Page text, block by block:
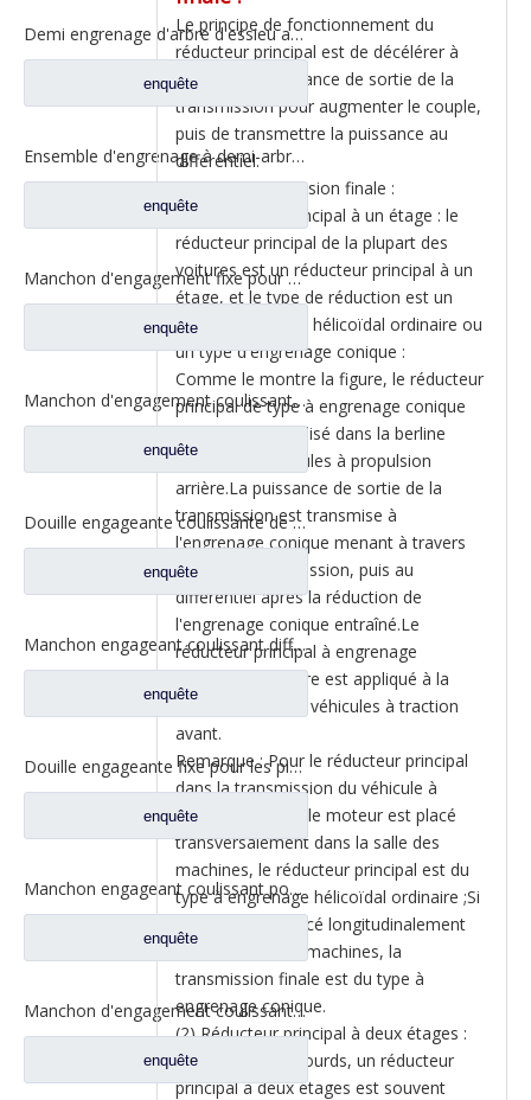
Demi engrenage d'arbre d'essieu arrière pour pièces de rechange de camion Ford CE0402M0-9
enquête
Ensemble d'engrenage à demi-arbre arrière pour pièces de rechange de camion Ford CD0041A0-6
enquête
Manchon d'engagement fixe pour pièces de rechange de camion Ford 2SBF0052M0-0
enquête
Manchon d'engagement coulissant inter-essieux pour pièces de rechange de camion Ford BF0401M0-8
enquête
Douille engageante coulissante de serrure différentielle pour les pièces de rechange 2SBF0053M0-1 de camion de Ford
enquête
Manchon engageant coulissant différentiel pour les pièces de rechange 2SBF0051M0-9 de camion de Ford d'axe de Fuwa 470
enquête
Douille engageante fixe pour les pièces de rechange 2SBF0050M0-8 de camion de Ford d'axe de Fuwa 470
enquête
Manchon engageant coulissant pour les pièces de rechange BF0047M0-4 de camion de Ford d'axe de Fuwa 330
enquête
Manchon d'engagement coulissant inter-essieux pour pièces de rechange de camion à essieux Fuwa 330 BF0044M0-1
enquête
Le principe de fonctionnement du
réducteur principal est de décélérer à
nouveau la puissance de sortie de la
transmission pour augmenter le couple,
puis de transmettre la puissance au
différentiel.
Type de transmission finale :
(1) Réducteur principal à un étage : le
réducteur principal de la plupart des
voitures est un réducteur principal à un
étage, et le type de réduction est un
type d'engrenage hélicoïdal ordinaire ou
un type d'engrenage conique :
Comme le montre la figure, le réducteur
principal de type à engrenage conique
est largement utilisé dans la berline
arrière des véhicules à propulsion
arrière.La puissance de sortie de la
transmission est transmise à
l'engrenage conique menant à travers
l'arbre de transmission, puis au
différentiel après la réduction de
l'engrenage conique entraîné.Le
réducteur principal à engrenage
hélicoïdal ordinaire est appliqué à la
transmission des véhicules à traction
avant.
Remarque : Pour le réducteur principal
dans la transmission du véhicule à
traction avant, si le moteur est placé
transversalement dans la salle des
machines, le réducteur principal est du
type à engrenage hélicoïdal ordinaire ;Si
le moteur est placé longitudinalement
dans la salle des machines, la
transmission finale est du type à
engrenage conique.
(2) Réducteur principal à deux étages :
sur les camions lourds, un réducteur
principal à deux étages est souvent